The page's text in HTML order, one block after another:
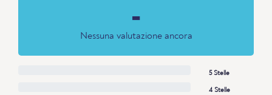
-
Nessuna valutazione ancora
5 Stelle
4 Stelle